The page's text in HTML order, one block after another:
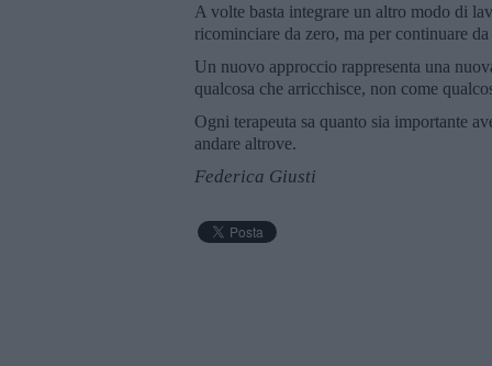
A volte basta integrare un altro modo di
ricominciare da zero, ma per continuare
Un nuovo approccio rappresenta una
qualcosa che arricchisce, non come
Ogni terapeuta sa quanto sia importante
andare altrove.
Federica Giusti